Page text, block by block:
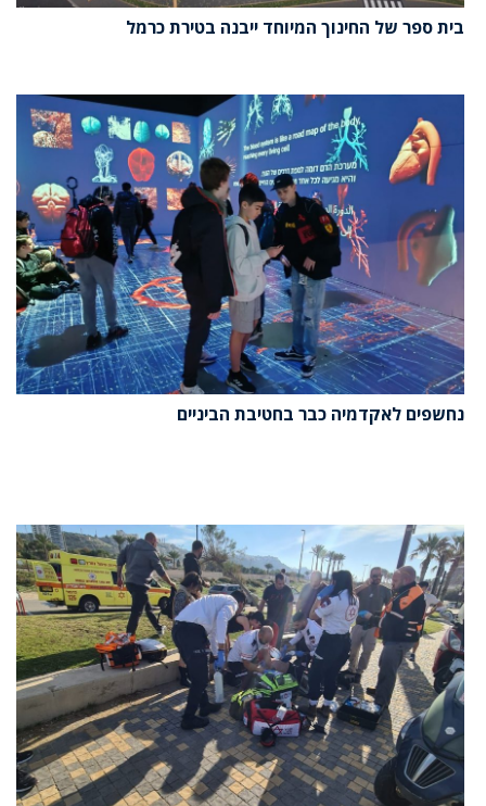
בית ספר של החינוך המיוחד ייבנה בטירת כרמל
נחשפים לאקדמיה כבר בחטיבת הביניים